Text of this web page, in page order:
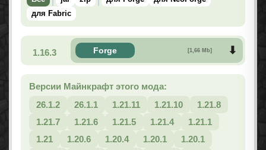
для Fabric
1.16.3 Forge [1,66 Mb]
Версии Майнкрафт этого мода:
26.1.2
26.1.1 1.21.11 1.21.10
1.21.8
1.21.7
1.21.6 1.21.5 1.21.4
1.21.1
1.21
1.20.6 1.20.4 1.20.1
1.20.1